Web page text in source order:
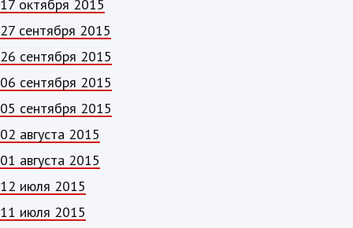
17 октября 2015
27 сентября 2015
26 сентября 2015
06 сентября 2015
05 сентября 2015
02 августа 2015
01 августа 2015
12 июля 2015
11 июля 2015